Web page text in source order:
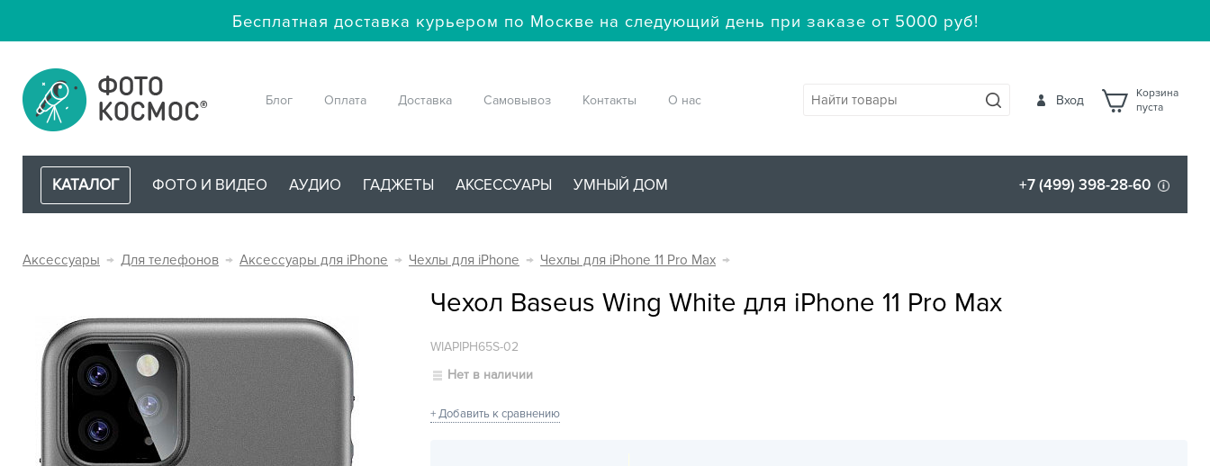
Бесплатная доставка курьером по Москве на следующий день при заказе от 5000 руб!
Блог Оплата Доставка Самовывоз Контакты О нас
Корзина
пуста
Вход
КАТАЛОГ ФОТО И ВИДЕО АУДИО ГАДЖЕТЫ АКСЕССУАРЫ УМНЫЙ ДОМ +7 (499) 398-28-60
Аксессуары → Для телефонов → Аксессуары для iPhone → Чехлы для iPhone → Чехлы для iPhone 11 Pro Max →
Чехол Baseus Wing White для iPhone 11 Pro Max
WIAPIPH65S-02
Нет в наличии
+ Добавить к сравнению